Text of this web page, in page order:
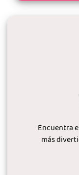
Encuentra
más